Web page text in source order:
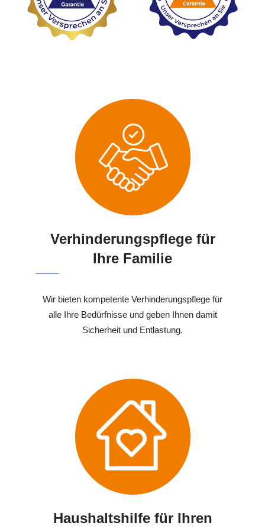
Verhinderungspflege für
Ihre Familie
Wir bieten kompetente Verhinderungspflege für
alle Ihre Bedürfnisse und geben Ihnen damit
Sicherheit und Entlastung.
Haushaltshilfe für Ihren